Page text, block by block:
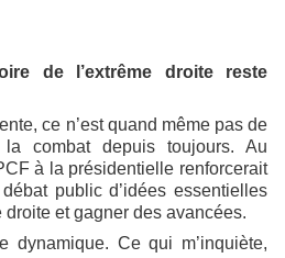
de l’extrême droite reste
ce n’est quand même pas de
combat depuis toujours. Au
à la présidentielle renforcerait
public d’idées essentielles
droite et gagner des avancées.
dynamique. Ce qui m’inquiète,